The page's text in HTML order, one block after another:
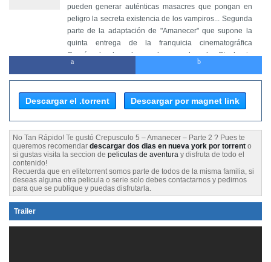
pueden generar auténticas masacres que pongan en
peligro la secreta existencia de los vampiros... Segunda
parte de la adaptación de "Amanecer" que supone la
quinta entrega de la franquicia cinematográfica
Crepúsculo, basada en las novelas de Stephenie
Descargar el .torrent Descargar por magnet link
No Tan Rápido! Te gustó Crepusculo 5 – Amanecer – Parte 2 ? Pues te
queremos recomendar descargar dos dias en nueva york por torrent o
si gustas visita la seccion de peliculas de aventura y disfruta de todo el
contenido!
Recuerda que en elitetorrent somos parte de todos de la misma familia, si
deseas alguna otra pelicula o serie solo debes contactarnos y pedirnos
para que se publique y puedas disfrutarla.
Trailer